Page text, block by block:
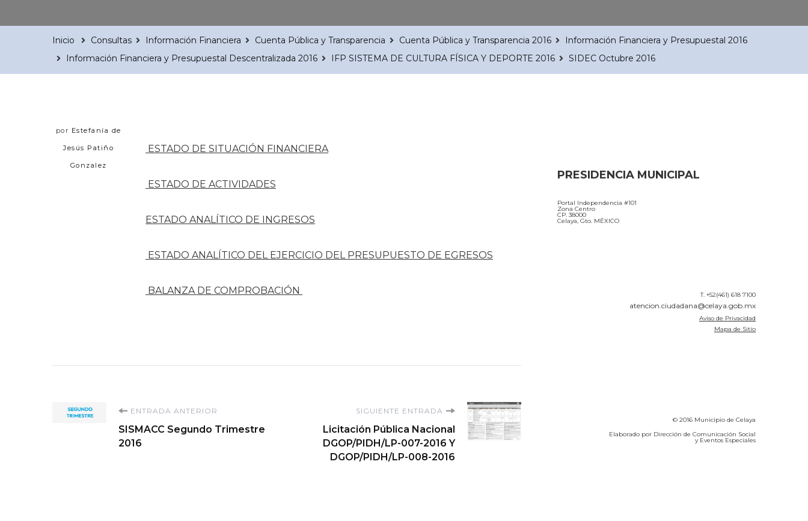
Inicio Consultas Información Financiera Cuenta Pública y Transparencia Cuenta Pública y Transparencia 2016
Información Financiera y Presupuestal 2016
Información Financiera y Presupuestal Descentralizada 2016
IFP SISTEMA DE CULTURA FÍSICA Y DEPORTE 2016 SIDEC Octubre 2016
por Estefanía de
Jesús Patiño
Gonzalez
ESTADO DE SITUACIÓN FINANCIERA
ESTADO DE ACTIVIDADES
ESTADO ANALÍTICO DE INGRESOS
ESTADO ANALÍTICO DEL EJERCICIO DEL PRESUPUESTO DE EGRESOS
BALANZA DE COMPROBACIÓN
Navegación
ENTRADA ANTERIOR
SISMACC Segundo Trimestre
2016
SIGUIENTE ENTRADA
Licitación Pública Nacional
DGOP/PIDH/LP-007-2016 Y
DGOP/PIDH/LP-008-2016
PRESIDENCIA MUNICIPAL
Portal Independencia #101
Zona Centro
CP. 38000
Celaya, Gto. MÉXICO
T. +52(461) 618 7100
atencion.ciudadana@celaya.gob.mx
Aviso de Privacidad
Mapa de Sitio
© 2016 Municipio de Celaya
Elaborado por Dirección de Comunicación Social
y Eventos Especiales